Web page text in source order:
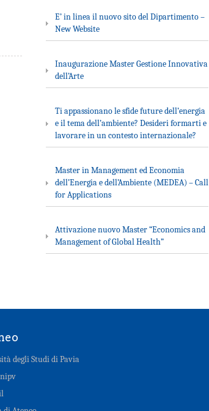
E’ in linea il nuovo sito del Dipartimento –
New Website
Inaugurazione Master Gestione Innovativa
dell’Arte
Ti appassionano le sfide future dell’energia
e il tema dell’ambiente? Desideri formarti e
lavorare in un contesto internazionale?
Master in Management ed Economia
dell’Energia e dell’Ambiente (MEDEA) – Call
for Applications
Attivazione nuovo Master “Economics and
Management of Global Health”
degli Studi di Pavia